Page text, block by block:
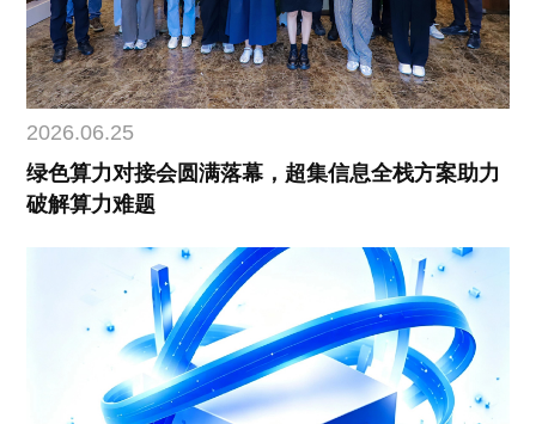
2026.06.25
绿色算力对接会圆满落幕，超集信息全栈方案助力
破解算力难题